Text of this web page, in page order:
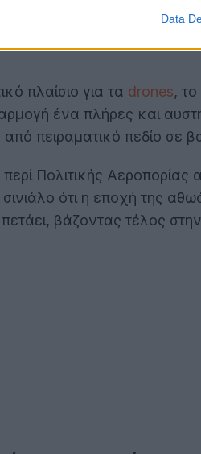
Data
πλαίσιο για τα drones,
ένα πλήρες και
πειραματικό πεδίο σε
Πολιτικής Αεροπορίας
ότι η εποχή της
βάζοντας τέλος